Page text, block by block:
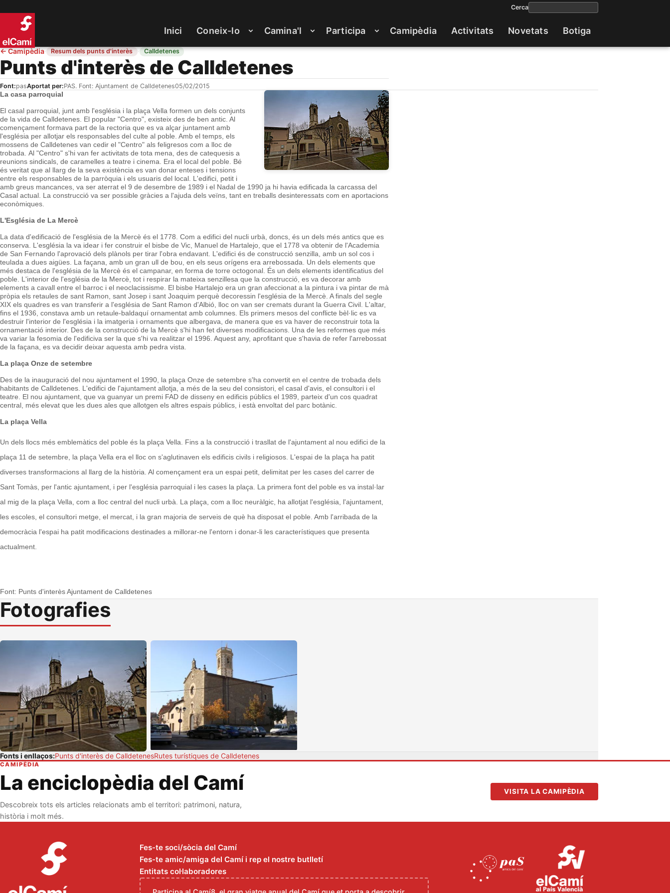
Cerca
Inici Coneix-lo Camina'l Participa Camipèdia Activitats Novetats Botiga
←Camipèdia· Resum dels punts d'interès · Calldetenes
Punts d'interès de Calldetenes
Font:pasAportat per:PAS. Font: Ajuntament de Calldetenes05/02/2015
La casa parroquial
El casal parroquial, junt amb l'església i la plaça Vella formen un dels conjunts
de la vida de Calldetenes. El popular "Centro", existeix des de ben antic. Al
començament formava part de la rectoria que es va alçar juntament amb
l'església per allotjar els responsables del culte al poble. Amb el temps, els
mossens de Calldetenes van cedir el "Centro" als feligresos com a lloc de
trobada. Al "Centro" s'hi van fer activitats de tota mena, des de catequesis a
reunions sindicals, de caramelles a teatre i cinema. Era el local del poble. Bé
és veritat que al llarg de la seva existència es van donar enteses i tensions
entre els responsables de la parròquia i els usuaris del local. L'edifici, petit i
amb greus mancances, va ser aterrat el 9 de desembre de 1989 i el Nadal de 1990 ja hi havia edificada la carcassa del
Casal actual. La construcció va ser possible gràcies a l'ajuda dels veïns, tant en treballs desinteressats com en aportacions
econòmiques.
L'Església de La Mercè
La data d'edificació de l'església de la Mercè és el 1778. Com a edifici del nucli urbà, doncs, és un dels més antics que es
conserva. L'església la va idear i fer construir el bisbe de Vic, Manuel de Hartalejo, que el 1778 va obtenir de l'Academia
de San Fernando l'aprovació dels plànols per tirar l'obra endavant.
L'edifici és de construcció senzilla, amb un sol cos i
teulada a dues aigües. La façana, amb un gran ull de bou, en els seus orígens era arrebossada. Un dels elements que
més destaca de l'església de la Mercè és el campanar, en forma de torre octogonal. És un dels elements identificatius del
poble.
L'interior de l'església de la Mercè, tot i respirar la mateixa senzillesa que la construcció, es va decorar amb
elements a cavall entre el barroc i el neoclacissisme. El bisbe Hartalejo era un gran afeccionat a la pintura i va pintar de mà
pròpia els retaules de sant Ramon, sant Josep i sant Joaquim perquè decoressin l'església de la Mercè. A finals del segle
XIX els quadres es van transferir a l'església de Sant Ramon d'Albió, lloc on van ser cremats durant la Guerra Civil.
L'altar,
fins el 1936, constava amb un retaule-baldaquí ornamentat amb columnes. Els primers mesos del conflicte bèl·lic es va
destruir l'interior de l'església i la imatgeria i ornaments que albergava, de manera que es va haver de reconstruir tota la
ornamentació interior. Des de la construcció de la Mercè s'hi han fet diverses modificacions. Una de les reformes que més
va variar la fesomia de l'edificiva ser la que s'hi va realitzar el 1996. Aquest any, aprofitant que s'havia de refer l'arrebossat
de la façana, es va decidir deixar aquesta amb pedra vista.
La plaça Onze de setembre
Des de la inauguració del nou ajuntament el 1990, la plaça Onze de setembre s'ha convertit en el centre de trobada dels
habitants de Calldetenes. L'edifici de l'ajuntament allotja, a més de la seu del consistori, el casal d'avis, el consultori i el
teatre. El nou ajuntament, que va guanyar un premi FAD de disseny en edificis públics el 1989, parteix d'un cos quadrat
central, més elevat que les dues ales que allotgen els altres espais públics, i està envoltat del parc botànic.
La plaça Vella
Un dels llocs més emblemàtics del poble és la plaça Vella. Fins a la construcció i trasllat de l'ajuntament al nou edifici de la
plaça 11 de setembre, la plaça Vella era el lloc on s'aglutinaven els edificis civils i religiosos.
L'espai de la plaça ha patit
diverses transformacions al llarg de la història. Al començament era un espai petit, delimitat per les cases del carrer de
Sant Tomàs, per l'antic ajuntament, i per l'església parroquial i les cases la plaça. La primera font del poble es va instal·lar
al mig de la plaça Vella, com a lloc central del nucli urbà.
La plaça, com a lloc neuràlgic, ha allotjat l'església, l'ajuntament,
les escoles, el consultori metge, el mercat, i la gran majoria de serveis de què ha disposat el poble. Amb l'arribada de la
democràcia l'espai ha patit modificacions destinades a millorar-ne l'entorn i donar-li les característiques que presenta
actualment.
Font: Punts d'interès Ajuntament de Calldetenes
Fotografies
Fonts i enllaços:Punts d'interès de CalldetenesRutes turístiques de Calldetenes
CAMIPÈDIA
La enciclopèdia del Camí
Descobreix tots els articles relacionats amb el territori: patrimoni, natura,
història i molt més.
VISITA LA CAMIPÈDIA
Fes-te soci/sòcia del Camí
Fes-te amic/amiga del Camí i rep el nostre butlletí
Entitats col·laboradores